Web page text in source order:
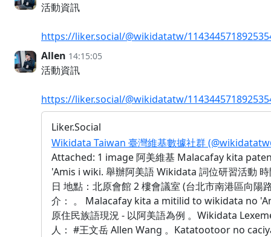
活動資訊
https://liker.social/@wikidatatw/
Allen 14:15:05
活動資訊
https://liker.social/@wikidatatw/
Liker.Social
Wikidata Taiwan 臺灣維基數據社群
Attached: 1 image 阿美維基 Malacafay kita
'Amis i wiki. 舉辦阿美語 Wikidata 詞位研習活動
日 地點：北原會館 2 樓會議室 (台北市南港區向陽
介： 。 Malacafay kita a mitilid to wikidata no
原住民族語現況 - 以阿美語為例 。Wikidata
人： #王文岳 Allen Wang 。Katatootoor no